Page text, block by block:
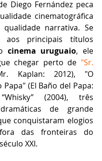
Diego Fernández peca
cinematográfica
narrativa. Se
aos principais títulos
cinema uruguaio, ele
chegar perto de "Sr.
Kaplan: 2012), "O
(El Baño del Papa:
(2004), três
de grande
conquistaram elogios
das fronteiras do
XXI.